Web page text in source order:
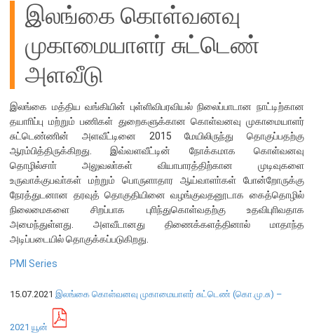
பொது நோக்கு
தொலைநோக்கு, பணி, பெறுமானம்
குறிக்கோள்கள்
தொழிற்பாடுகள்
நிறுவன ரீதியான அமைப்பு
நிறுவனக் கட்டமைப்பு
முதன்மை அலுவலர்கள்
திணைக்களங்கள்
ஆளுகைக் கோவைகளும் கொள்கைகளும்
பிரதேச அலுவலகங்கள்
இலங்கை கொள்வனவு
முகாமையாளர் சுட்டெண்
அளவீடு
இலங்கை மத்திய வங்கியின் புள்ளிவிபரவியல் நிலைப்பாடான நாட்டிற்கான
தயாாிப்பு மற்றும் பணிகள் துறைகளுக்கான கொள்வனவு முகாமையாளர்
சுட்டெண்ணின் அளவீட்டினை 2015 மேயிலிருந்து தொகுப்பதற்கு
ஆரம்பித்திருக்கிறது. இவ்வளவீட்டின் நோக்கமாக கொள்வனவு
தொழில்சாா் அலுவலா்கள் வியாபாரத்திற்கான முடிவுகளை
உருவாக்குபவா்கள் மற்றும் பொருளாதார ஆய்வாளா்கள் போன்றோருக்கு
நேரத்துடனான தரவுத் தொகுதியினை வழங்குவதனூடாக கைத்தொழில்
நிலைமைகளை சிறப்பாக புாிந்துகொள்வதற்கு உதவிபுாிவதாக
அமைந்துள்ளது. அளவீடானது திணைக்களத்தினால் மாதாந்த
அடிப்படையில் தொகுக்கப்படுகிறது.
PMI Series
15.07.2021 இலங்கை கொள்வனவு முகாமையாளர் சுட்டெண் (கொ.மு.சு) –
2021 யூன்